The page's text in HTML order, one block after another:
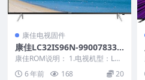
康佳电视固件
康佳LC32IS96N-99007833-
V1.1.01原厂系统刷机电视固
件包下载
康佳ROM说明： 1.电视机型：LC3
2IS96N 2.物料号：99007833...
6 年前 168 20